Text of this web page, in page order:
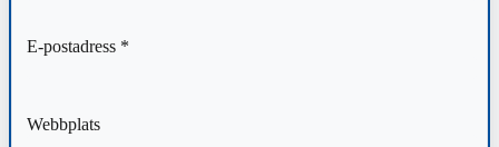
E-postadress *
Webbplats